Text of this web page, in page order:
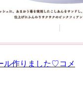
ル作りました♡コメ